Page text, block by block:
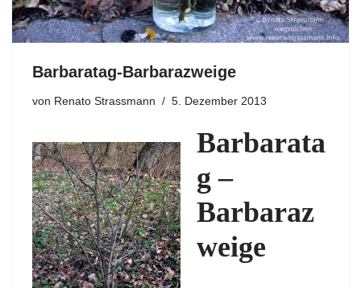
Barbaratag-Barbarazweige
von Renato Strassmann 5. Dezember 2013
Barbarata
g –
Barbaraz
weige